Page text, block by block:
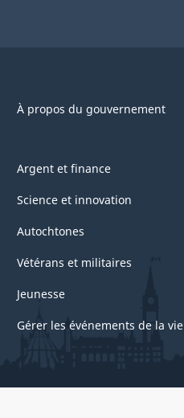
À propos du gouvernement
Argent et finance
Science et innovation
Autochtones
Vétérans et militaires
Jeunesse
Gérer les événements de la vie